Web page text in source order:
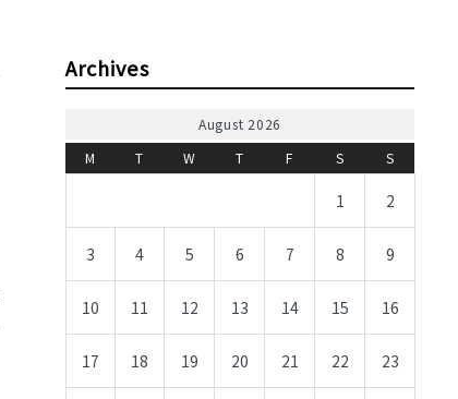
Archives
August 2026
M
T W T F S S
1 2
3 4 5 6 7 8 9
10 11 12 13 14 15 16
17 18 19 20 21 22 23